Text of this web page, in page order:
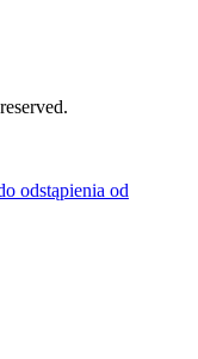
odstąpienia od